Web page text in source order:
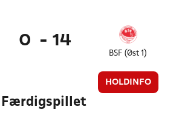
0 - 14
BSF (Øst 1)
HOLDINFO
Færdigspillet